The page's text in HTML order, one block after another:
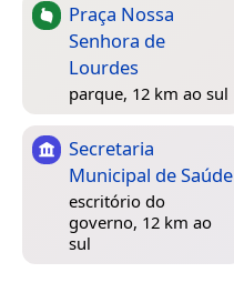
Praça Nossa
Senhora de
Lourdes
parque, 12 km ao sul
Secretaria
Municipal de Saúde
escritório do
governo, 12 km ao
sul